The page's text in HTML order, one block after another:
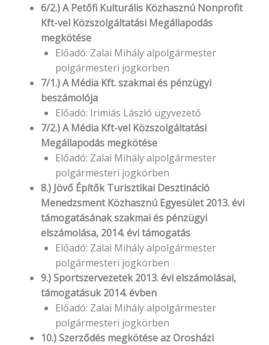
6/2.) A Petőfi Kulturális Közhasznú Nonprofit
Kft-vel Közszolgáltatási Megállapodás
megkötése
Előadó: Zalai Mihály alpolgármester
polgármesteri jogkörben
7/1.) A Média Kft. szakmai és pénzügyi
beszámolója
Előadó: Irimiás László ügyvezető
7/2.) A Média Kft-vel Közszolgáltatási
Megállapodás megkötése
Előadó: Zalai Mihály alpolgármester
polgármesteri jogkörben
8.) Jövő Építők Turisztikai Desztináció
Menedzsment Közhasznú Egyesület 2013. évi
támogatásának szakmai és pénzügyi
elszámolása, 2014. évi támogatás
Előadó: Zalai Mihály alpolgármester
polgármesteri jogkörben
9.) Sportszervezetek 2013. évi elszámolásai,
támogatásuk 2014. évben
Előadó: Zalai Mihály alpolgármester
polgármesteri jogkörben
10.) Szerződés megkötése az Orosházi